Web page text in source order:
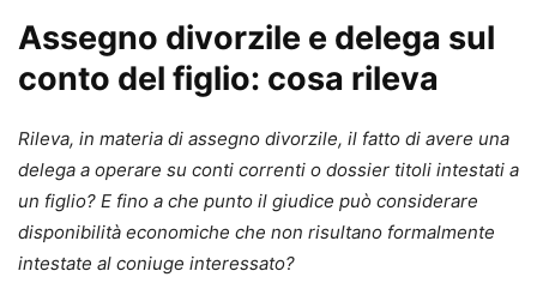
Assegno divorzile e delega sul
conto del figlio: cosa rileva
Rileva, in materia di assegno divorzile, il fatto di avere una
delega a operare su conti correnti o dossier titoli intestati a
un figlio? E fino a che punto il giudice può considerare
disponibilità economiche che non risultano formalmente
intestate al coniuge interessato?